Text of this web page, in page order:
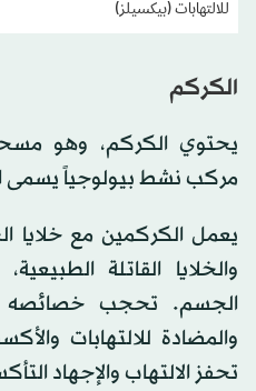
للالتهابات (بيكسيلز)
الكركم
يحتوي الكركم، وهو
مركب نشط بيولوجياً يسمى
يعمل الكركمين مع خلايا
والخلايا القاتلة
الجسم. تحجب خصائصه
والمضادة للالتهابات
تحفز الالتهاب والإجهاد